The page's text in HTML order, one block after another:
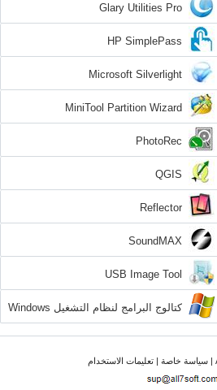
Glary Utilities Pro
HP SimplePass
Microsoft Silverlight
MiniTool Partition Wizard
PhotoRec
QGIS
Reflector
SoundMAX
USB Image Tool
كتالوج البرامج لنظام التشغيل Windows
7
سياسة خاصة|تعليمات الاستخدام